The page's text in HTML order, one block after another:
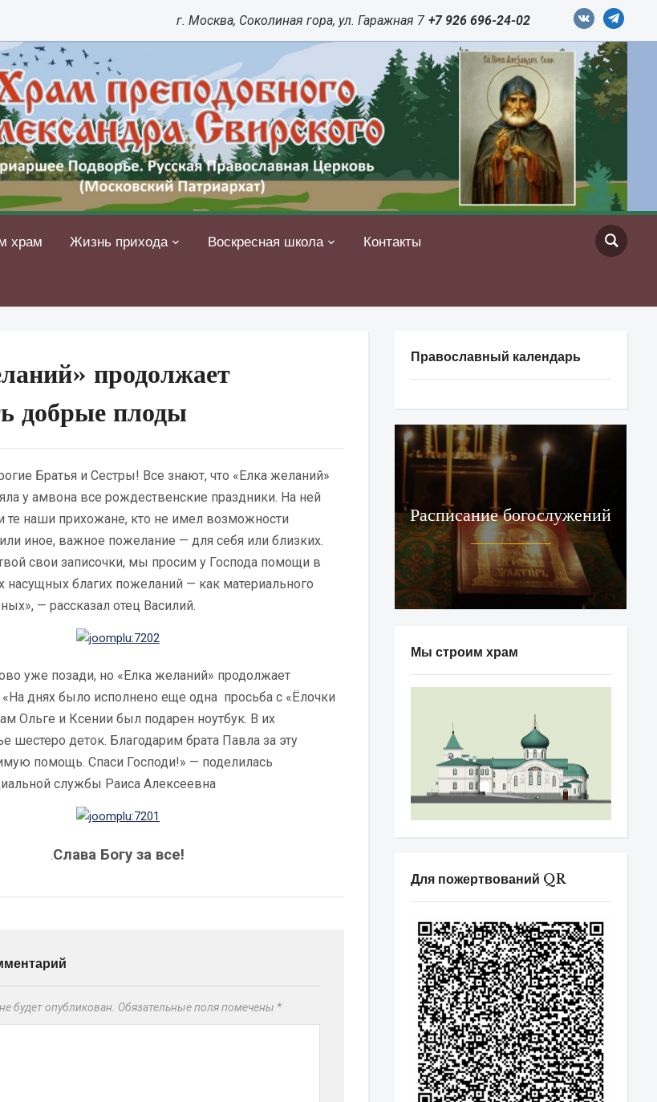
vkontaktetelegram
г. Москва, Соколиная гора, ул. Гаражная 7 +7 926 696-24-02
храм Жизнь прихода Воскресная школа Контакты
продолжает
добрые плоды
Братья и Сестры! Все знают, что «Елка желаний»
у амвона все рождественские праздники. На ней
те наши прихожане, кто не имел возможности
иное, важное пожелание — для себя или близких.
свои записочки, мы просим у Господа помощи в
насущных благих пожеланий — как материального
— рассказал отец Василий.
уже позади, но «Елка желаний» продолжает
днях было исполнено еще одна просьба с «Ёлочки
Ольге и Ксении был подарен ноутбук. В их
шестеро деток. Благодарим брата Павла за эту
помощь. Спаси Господи!» — поделилась
службы Раиса Алексеевна
.Слава Богу за все!
будет опубликован. Обязательные поля помечены *
Православный календарь
Расписание богослужений
Мы строим храм
Для пожертвований QR